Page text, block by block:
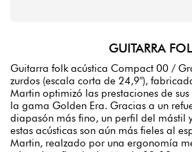
GUITARRA
Guitarra folk acústica Compact 00 /
zurdos (escala corta de 24,9"),
Martin optimizó las prestaciones de
la gama Golden Era. Gracias a un
diapasón más fino, un perfil del mástil
estas acústicas son aún más fieles al
Martin, realzado por una ergonomía